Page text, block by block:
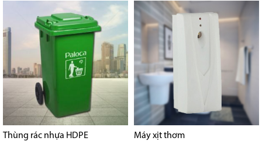
Thùng rác nhựa HDPE Máy xịt thơm